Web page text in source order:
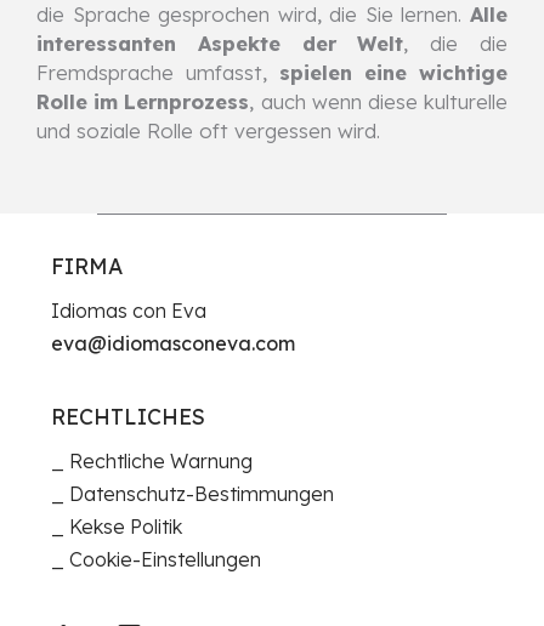
die Sprache gesprochen wird, die Sie lernen. Alle
interessanten Aspekte der Welt, die die
Fremdsprache umfasst, spielen eine wichtige
Rolle im Lernprozess, auch wenn diese kulturelle
und soziale Rolle oft vergessen wird.
FIRMA
Idiomas con Eva
eva@idiomasconeva.com
RECHTLICHES
Rechtliche Warnung
Datenschutz-Bestimmungen
Kekse Politik
Cookie-Einstellungen